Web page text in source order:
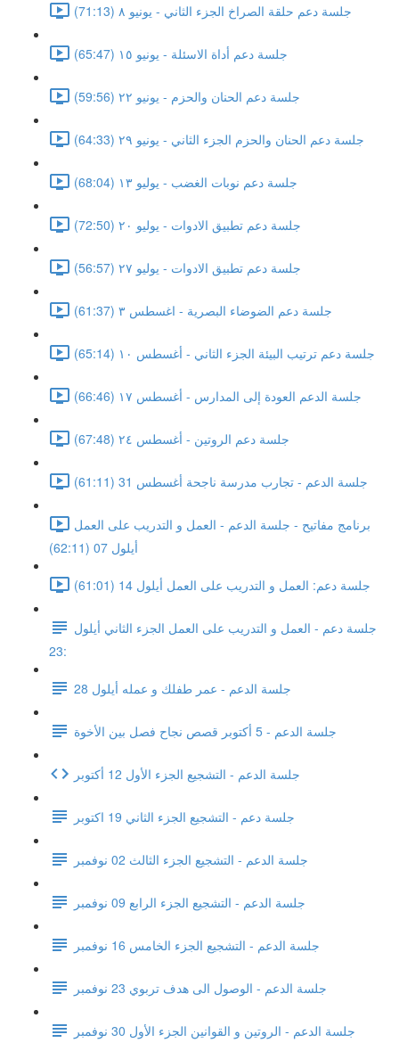
جلسة دعم حلقة الصراخ الجزء الثاني - يونيو ٨ (71:13)
جلسة دعم أداة الاسئلة - يونيو ١٥ (65:47)
جلسة دعم الحنان والحزم - يونيو ٢٢ (59:56)
جلسة دعم الحنان والحزم الجزء الثاني - يونيو ٢٩ (64:33)
جلسة دعم نوبات الغضب - يوليو ١٣ (68:04)
جلسة دعم تطبيق الادوات - يوليو ٢٠ (72:50)
جلسة دعم تطبيق الادوات - يوليو ٢٧ (56:57)
جلسة دعم الضوضاء البصرية - اغسطس ٣ (61:37)
جلسة دعم ترتيب البيئة الجزء الثاني - أغسطس ١٠ (65:14)
جلسة الدعم العودة إلى المدارس - أغسطس ١٧ (66:46)
جلسة دعم الروتين - أغسطس ٢٤ (67:48)
جلسة الدعم - تجارب مدرسة ناجحة أغسطس 31 (61:11)
برنامج مفاتيح - جلسة الدعم - العمل و التدريب على العمل
أيلول 07 (62:11)
جلسة دعم: العمل و التدريب على العمل أيلول 14 (61:01)
جلسة دعم - العمل و التدريب على العمل الجزء الثاني أيلول
23:
جلسة الدعم - عمر طفلك و عمله أيلول 28
جلسة الدعم - 5 أكتوبر قصص نجاح فصل بين الأخوة
جلسة الدعم - التشجيع الجزء الأول 12 أكتوبر
جلسة دعم - التشجيع الجزء الثاني 19 اكتوبر
جلسة الدعم - التشجيع الجزء الثالث 02 نوفمبر
جلسة الدعم - التشجيع الجزء الرابع 09 نوفمبر
جلسة الدعم - التشجيع الجزء الخامس 16 نوفمبر
جلسة الدعم - الوصول الى هدف تربوي 23 نوفمبر
جلسة الدعم - الروتين و القوانين الجزء الأول 30 نوفمبر